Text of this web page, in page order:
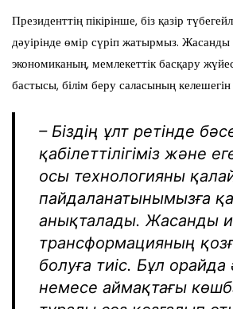
Президенттің пікірінше, біз қазір
дәуірінде өмір сүріп жатырмыз. Жасанды
экономиканың, мемлекеттік басқару
бастысы, білім беру саласының
– Біздің ұлт ретінде
қабілеттілігіміз және
осы технологияны
пайдаланатынымызға
анықталады. Жасанды
трансформацияның
болуға тиіс. Бұл орайда
немесе аймақтағы